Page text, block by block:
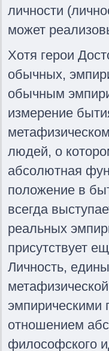
личности
может
Хотя герои
обычных,
обычным
измерение
людей, о
абсолютная
положение в
всегда
реальных
присутствует
Личность,
эмпирическими
отношением
философского